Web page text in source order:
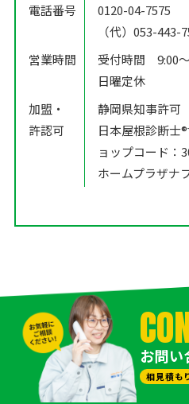
電話番号
0120-04-7575
（代）053-443-
営業時間
受付時間 9:00
日曜定休
加盟・
許認可
静岡県知事許可
日本屋根診断士
ョップコード：
ホームプラザ
お問い
相見積も